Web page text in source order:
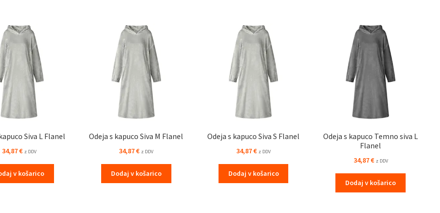
Siva L Flanel
34,87€ z DDV
v košarico
Odeja s kapuco Siva M Flanel
34,87€ z DDV
Dodaj v košarico
Odeja s kapuco Siva S Flanel
34,87€ z DDV
Dodaj v košarico
Odeja s kapuco Temno siva L
Flanel
34,87€ z DDV
Dodaj v košarico